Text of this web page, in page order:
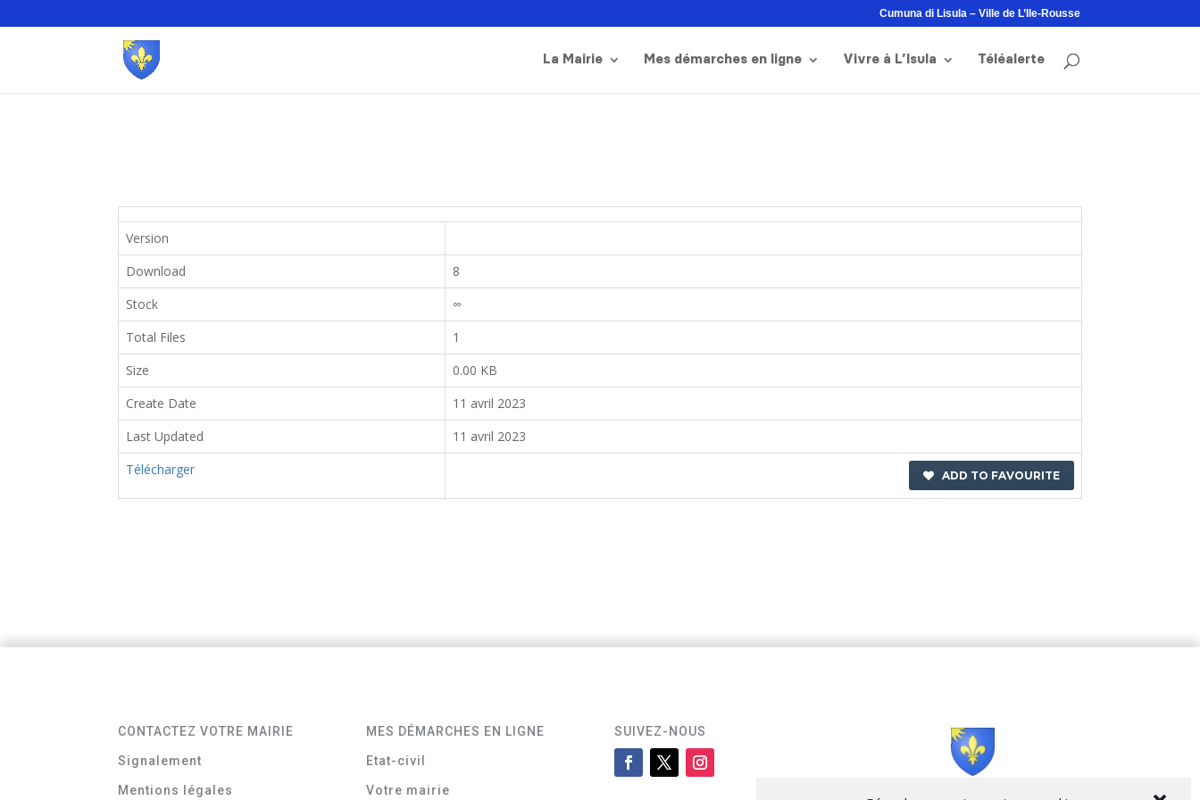
Cumuna di Lisula – Ville de L’Ile-Rousse
La Mairie Mes démarches en ligne Vivre à L’Isula Téléalerte
Version
Download
8
Stock
∞
Total Files
1
Size
0.00 KB
Create Date
11 avril 2023
Last Updated
11 avril 2023
Télécharger
ADD TO FAVOURITE
CONTACTEZ VOTRE MAIRIE
Signalement
Mentions légales
MES DÉMARCHES EN LIGNE
Etat-civil
Votre mairie
SUIVEZ-NOUS